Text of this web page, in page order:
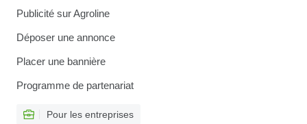
Publicité sur Agroline
Déposer une annonce
Placer une bannière
Programme de partenariat
Pour les entreprises